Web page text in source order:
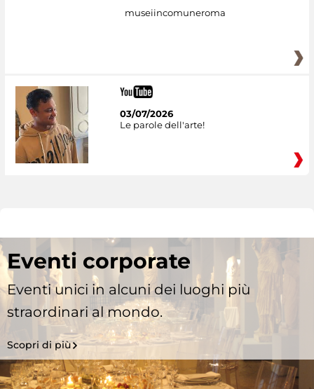
museiincomuneroma
03/07/2026
Le parole dell'arte!
Eventi corporate
Eventi unici in alcuni dei luoghi più
straordinari al mondo.
Scopri di più